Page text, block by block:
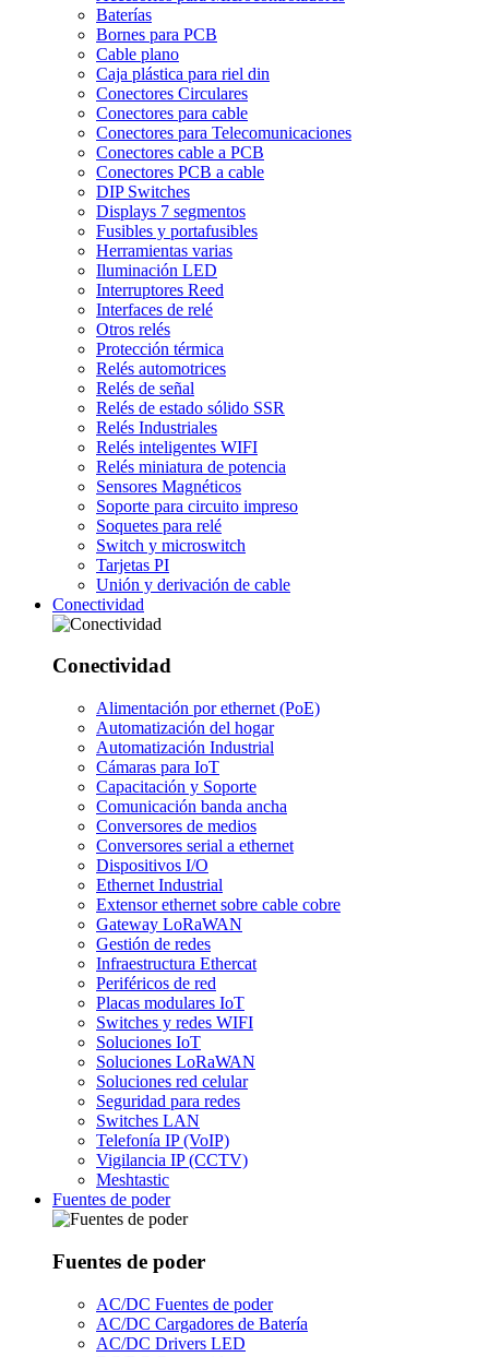
Baterías
Bornes para PCB
Cable plano
Caja plástica para riel din
Conectores Circulares
Conectores para cable
Conectores para Telecomunicaciones
Conectores cable a PCB
Conectores PCB a cable
DIP Switches
Displays 7 segmentos
Fusibles y portafusibles
Herramientas varias
Iluminación LED
Interruptores Reed
Interfaces de relé
Otros relés
Protección térmica
Relés automotrices
Relés de señal
Relés de estado sólido SSR
Relés Industriales
Relés inteligentes WIFI
Relés miniatura de potencia
Sensores Magnéticos
Soporte para circuito impreso
Soquetes para relé
Switch y microswitch
Tarjetas PI
Unión y derivación de cable
Conectividad
Conectividad
Alimentación por ethernet (PoE)
Automatización del hogar
Automatización Industrial
Cámaras para IoT
Capacitación y Soporte
Comunicación banda ancha
Conversores de medios
Conversores serial a ethernet
Dispositivos I/O
Ethernet Industrial
Extensor ethernet sobre cable cobre
Gateway LoRaWAN
Gestión de redes
Infraestructura Ethercat
Periféricos de red
Placas modulares IoT
Switches y redes WIFI
Soluciones IoT
Soluciones LoRaWAN
Soluciones red celular
Seguridad para redes
Switches LAN
Telefonía IP (VoIP)
Vigilancia IP (CCTV)
Meshtastic
Fuentes de poder
Fuentes de poder
AC/DC Fuentes de poder
AC/DC Cargadores de Batería
AC/DC Drivers LED